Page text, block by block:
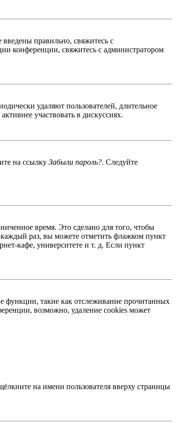
правильно, свяжитесь с
конференции, свяжитесь с администратором
удаляют пользователей, длительное
участвовать в дискуссиях.
на ссылку Забыли пароль?. Следуйте
время. Это сделано для того, чтобы
каждый раз, вы можете отметить флажком пункт
кафе, университете и т. д. Если пункт
функции, такие как отслеживание прочитанных
возможно, удаление cookies может
на имени пользователя вверху страницы